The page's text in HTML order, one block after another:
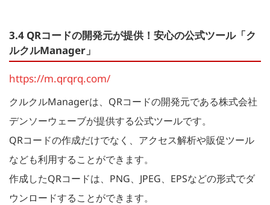
3.4 QRコードの開発元が提供！安心の公式ツール「ク
ルクルManager」
https://m.qrqrq.com/
クルクルManagerは、QRコードの開発元である株式会社
デンソーウェーブが提供する公式ツールです。
QRコードの作成だけでなく、アクセス解析や販促ツール
なども利用することができます。
作成したQRコードは、PNG、JPEG、EPSなどの形式でダ
ウンロードすることができます。